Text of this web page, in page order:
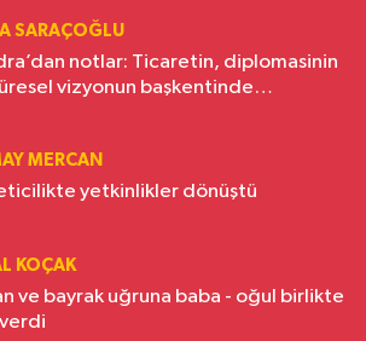
SARAÇOĞLU
notlar: Ticaretin, diplomasinin
vizyonun başkentinde
MERCAN
yetkinlikler dönüştü
KOÇAK
ve bayrak uğruna baba - oğul birlikte